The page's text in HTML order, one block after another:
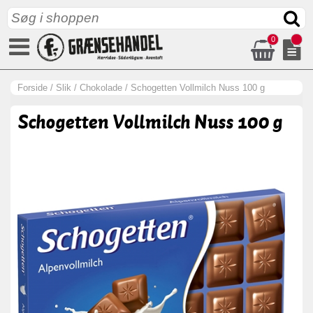
0
Forside / Slik / Chokolade / Schogetten Vollmilch Nuss 100 g
Schogetten Vollmilch Nuss 100 g